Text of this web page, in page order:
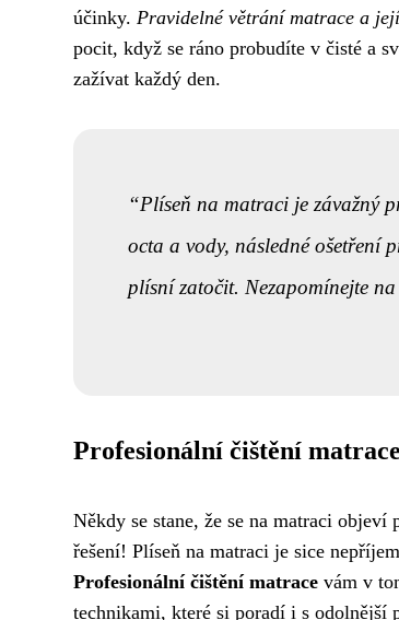
účinky. Pravidelné větrání matrace a
pocit, když se ráno probudíte v čisté a
zažívat každý den.
Plíseň na matraci je závažný
octa a vody, následné ošetření
plísní zatočit. Nezapomínejte
Profesionální čištění matrace
Někdy se stane, že se na matraci
řešení! Plíseň na matraci je sice
Profesionální čištění matrace vám v
technikami, které si poradí i s odolnější